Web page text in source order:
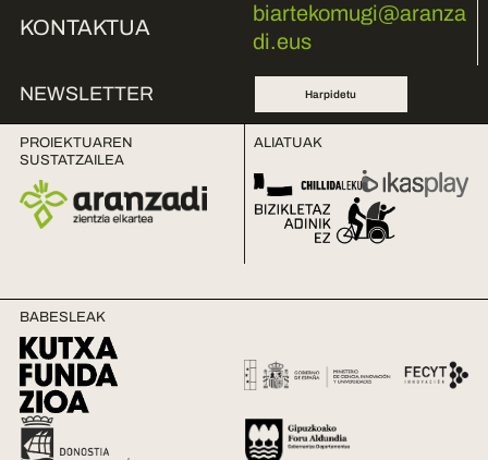
KONTAKTUA
biartekomugi@aranza
di.eus
NEWSLETTER Harpidetu
PROIEKTUAREN
SUSTATZAILEA
ALIATUAK
BABESLEAK